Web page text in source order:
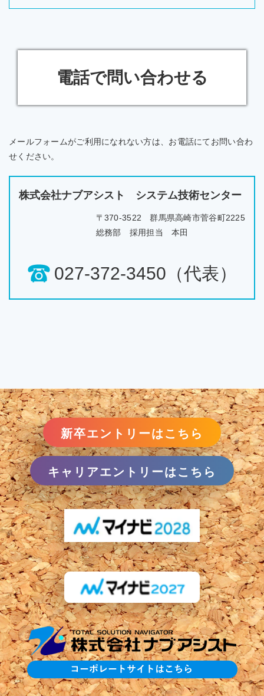
電話で問い合わせる
メールフォームがご利用になれない方は、お電話にてお問い合わ
せください。
株式会社ナブアシスト システム技術センター
〒370-3522 群馬県高崎市菅谷町2225
総務部 採用担当 本田
027-372-3450（代表）
新卒エントリーはこちら
キャリアエントリーはこちら